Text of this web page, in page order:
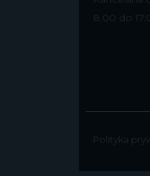
8.00 do
Polityka